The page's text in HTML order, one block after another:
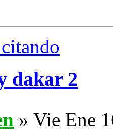
dakar 2
» Vie Ene